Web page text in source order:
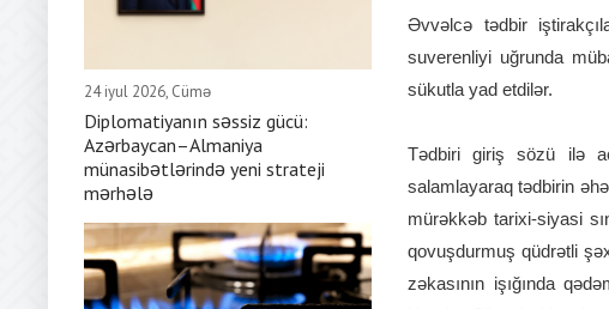
24 iyul 2026, Cümə
Diplomatiyanın səssiz gücü:
Azərbaycan–Almaniya
münasibətlərində yeni strateji
mərhələ
Əvvəlcə tədbir
suverenliyi uğrunda
sükutla yad etdilər.
Tədbiri giriş sözü ilə
salamlayaraq tədbirin
mürəkkəb tarixi-siyasi
qovuşdurmuş qüdrətli
zəkasının işığında